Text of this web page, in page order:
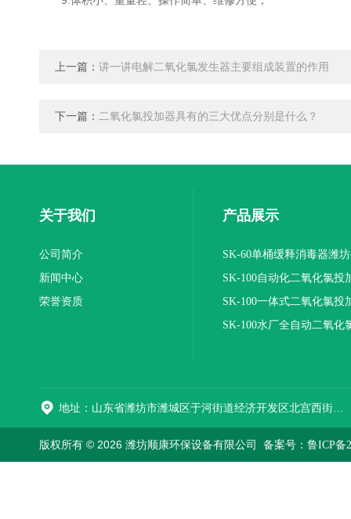
上一篇： 讲一讲电解二氧化氯发生器主要组成装置的作用
下一篇： 二氧化氯投加器具有的三大优点分别是什么？
关于我们
公司简介
新闻中心
荣誉资质
产品展示
SK-60单桶缓释消毒器潍
SK-100自动化二氧化氯投
装置
SK-100一体式二氧化氯投
报价
SK-100水厂全自动二氧化
版权所有 © 2026 潍坊顺康环保设备有限公司 备案号：鲁ICP备